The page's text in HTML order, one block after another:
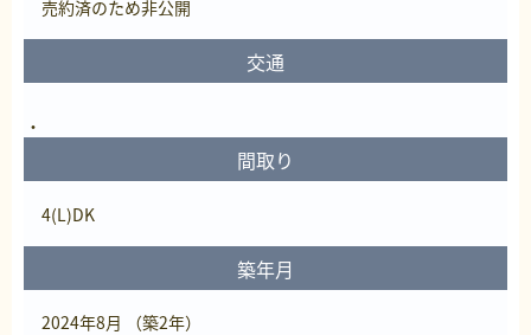
売約済のため非公開
交通
間取り
4(L)DK
築年月
2024年8月 （築2年）